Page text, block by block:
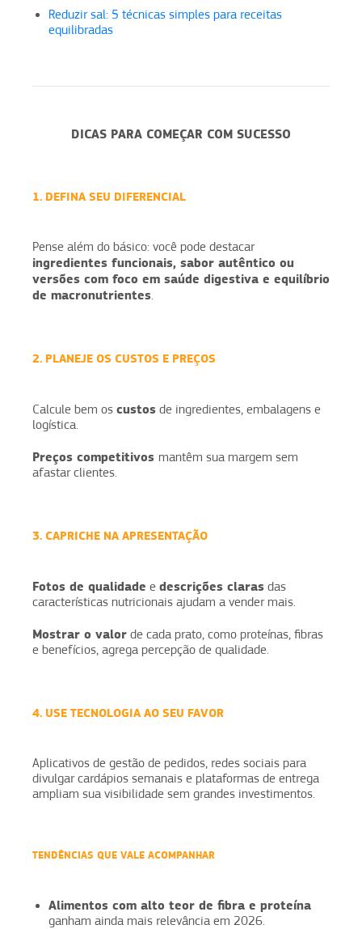
Reduzir sal: 5 técnicas simples para receitas
equilibradas
DICAS PARA COMEÇAR COM SUCESSO
1. DEFINA SEU DIFERENCIAL
Pense além do básico: você pode destacar
ingredientes funcionais, sabor autêntico ou
versões com foco em saúde digestiva e equilíbrio
de macronutrientes.
2. PLANEJE OS CUSTOS E PREÇOS
Calcule bem os custos de ingredientes, embalagens e
logística.
Preços competitivos mantêm sua margem sem
afastar clientes.
3. CAPRICHE NA APRESENTAÇÃO
Fotos de qualidade e descrições claras das
características nutricionais ajudam a vender mais.
Mostrar o valor de cada prato, como proteínas, fibras
e benefícios, agrega percepção de qualidade.
4. USE TECNOLOGIA AO SEU FAVOR
Aplicativos de gestão de pedidos, redes sociais para
divulgar cardápios semanais e plataformas de entrega
ampliam sua visibilidade sem grandes investimentos.
TENDÊNCIAS QUE VALE ACOMPANHAR
Alimentos com alto teor de fibra e proteína
ganham ainda mais relevância em 2026.